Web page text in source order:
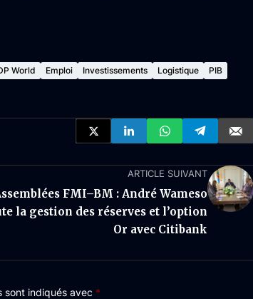
World Emploi Investissements Logistique
PIB
ARTICLE SUIVANT
FMI–BM : André Wameso
la gestion des réserves et l’option
Or avec Citibank
sont indiqués avec *